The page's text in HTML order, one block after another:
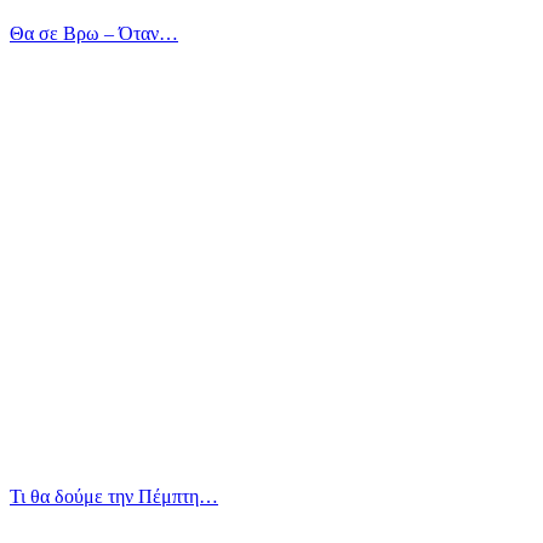
Θα σε Βρω – Όταν…
Τι θα δούμε την Πέμπτη…